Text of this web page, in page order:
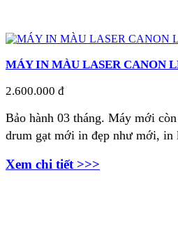
MÁY IN MÀU LASER CANON
2.600.000 đ
Bảo hành 03 tháng. Máy mới
drum gạt mới in đẹp như mới, in
Xem chi tiết >>>